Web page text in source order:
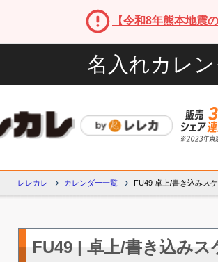
【令和8年熊本地震
名入れカレ
レレカレ カレンダー一覧 FU49 卓上/書き込みス
FU49 | 卓上/書き込み